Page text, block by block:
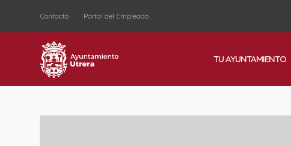
Contacto Portal del Empleado
TU AYUNTAMIENTO